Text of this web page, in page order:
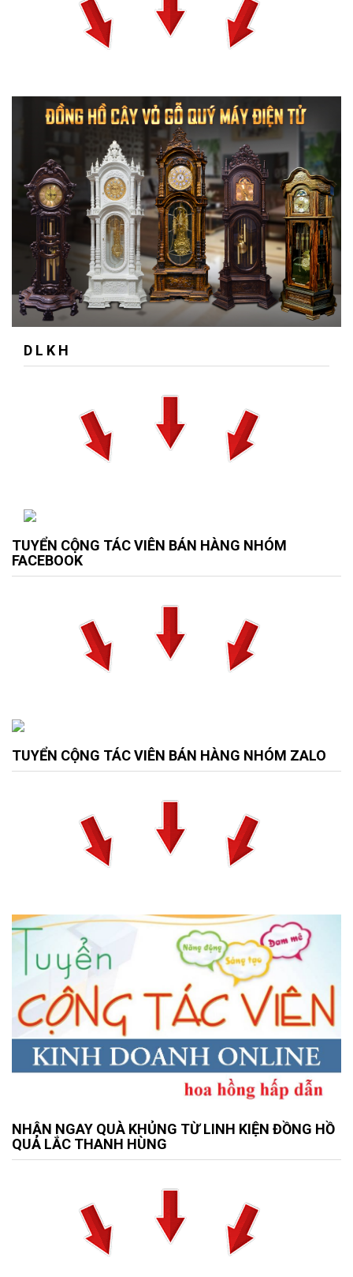
D L K H
TUYỂN CỘNG TÁC VIÊN BÁN HÀNG NHÓM
FACEBOOK
TUYỂN CỘNG TÁC VIÊN BÁN HÀNG NHÓM ZALO
NHẬN NGAY QUÀ KHỦNG TỪ LINH KIỆN ĐỒNG HỒ
QUẢ LẮC THANH HÙNG